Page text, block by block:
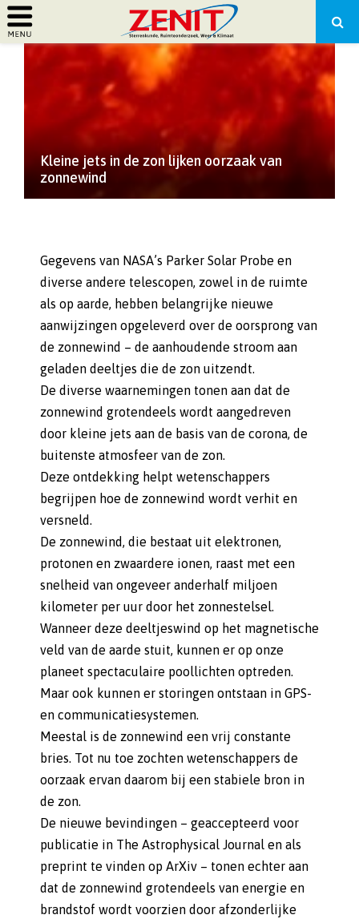
PRIMARY
MENU
Kleine jets in de zon lijken oorzaak van
zonnewind
Gegevens van NASA’s Parker Solar Probe en
diverse andere telescopen, zowel in de ruimte
als op aarde, hebben belangrijke nieuwe
aanwijzingen opgeleverd over de oorsprong van
de zonnewind – de aanhoudende stroom aan
geladen deeltjes die de zon uitzendt.
De diverse waarnemingen tonen aan dat de
zonnewind grotendeels wordt aangedreven
door kleine jets aan de basis van de corona, de
buitenste atmosfeer van de zon.
Deze ontdekking helpt wetenschappers
begrijpen hoe de zonnewind wordt verhit en
versneld.
De zonnewind, die bestaat uit elektronen,
protonen en zwaardere ionen, raast met een
snelheid van ongeveer anderhalf miljoen
kilometer per uur door het zonnestelsel.
Wanneer deze deeltjeswind op het magnetische
veld van de aarde stuit, kunnen er op onze
planeet spectaculaire poollichten optreden.
Maar ook kunnen er storingen ontstaan in GPS-
en communicatiesystemen.
Meestal is de zonnewind een vrij constante
bries. Tot nu toe zochten wetenschappers de
oorzaak ervan daarom bij een stabiele bron in
de zon.
De nieuwe bevindingen – geaccepteerd voor
publicatie in The Astrophysical Journal en als
preprint te vinden op ArXiv – tonen echter aan
dat de zonnewind grotendeels van energie en
brandstof wordt voorzien door afzonderlijke